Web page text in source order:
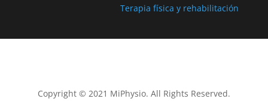
Terapia física y rehabilitación
Copyright © 2021 MiPhysio. All Rights Reserved.